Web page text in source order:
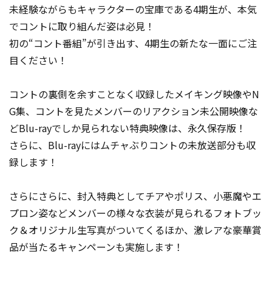
未経験ながらもキャラクターの宝庫である4期生が、本気
でコントに取り組んだ姿は必見！
初の“コント番組”が引き出す、4期生の新たな一面にご注
目ください！
コントの裏側を余すことなく収録したメイキング映像やN
G集、コントを見たメンバーのリアクション未公開映像な
どBlu-rayでしか見られない特典映像は、永久保存版！
さらに、Blu-rayにはムチャぶりコントの未放送部分も収
録します！
さらにさらに、封入特典としてチアやポリス、小悪魔やエ
プロン姿などメンバーの様々な衣装が見られるフォトブッ
ク＆オリジナル生写真がついてくるほか、激レアな豪華賞
品が当たるキャンペーンも実施します！